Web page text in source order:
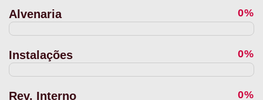
Alvenaria 0%
Instalações 0%
Rev. Interno 0%